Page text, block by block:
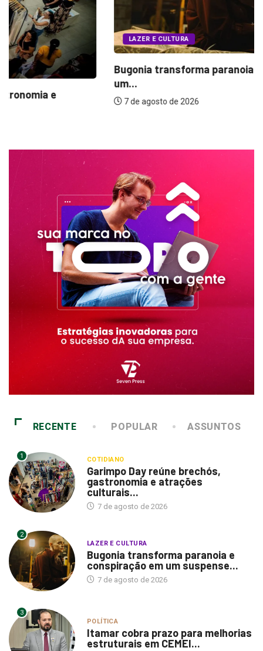
LAZER E CULTURA
Bugonia transforma paranoia e conspiração em
7 de agosto de 2026
RECENTE POPULAR ASSUNTOS
1 COTIDIANO
Garimpo Day reúne brechós,
gastronomia e atrações
culturais...
7 de agosto de 2026
2
LAZER E CULTURA
Bugonia transforma paranoia e
conspiração em um suspense...
7 de agosto de 2026
3
POLÍTICA
Itamar cobra prazo para melhorias
estruturais em CEMEI...